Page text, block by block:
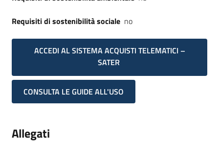
Requisiti di sostenibilità sociale no
ACCEDI AL SISTEMA ACQUISTI TELEMATICI –
SATER
CONSULTA LE GUIDE ALL'USO
Allegati